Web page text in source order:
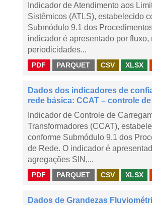
Indicador de Atendimento aos
Sistêmicos (ATLS), estabelecido
Submódulo 9.1 dos
indicador é apresentado por fluxo,
periodicidades...
PDF PARQUET CSV XLSX
Dados dos indicadores de
rede básica: CCAT – controle de
Indicador de Controle de
Transformadores (CCAT),
conforme Submódulo 9.1 dos
de Rede. O indicador é
agregações SIN,...
PDF PARQUET CSV XLSX
Dados de Grandezas